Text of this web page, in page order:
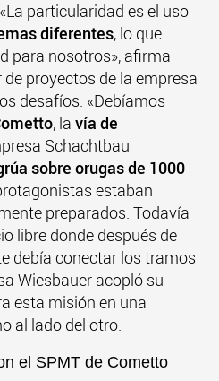
particularidad es el uso
diferentes, lo que
para nosotros», afirma
proyectos de la empresa
desafíos. «Debíamos
, la vía de
Schachtbau
sobre orugas de 1000
estaban
preparados. Todavía
libre donde después de
debía conectar los tramos
Wiesbauer acopló su
esta misión en una
al lado del otro.
el SPMT de Cometto